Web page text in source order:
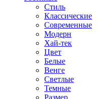
Стиль
Классические
Современные
Модерн
Хай-тек
Цвет
Белые
Венге
Светлые
Темные
Размер